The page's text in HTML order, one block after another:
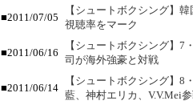
■2011/07/05
【シュートボクシング】
視聴率をマーク
■2011/06/16
【シュートボクシング】
司が海外強豪と対戦
■2011/06/14
【シュートボクシング】8
藍、神村エリカ、V.V.Mei